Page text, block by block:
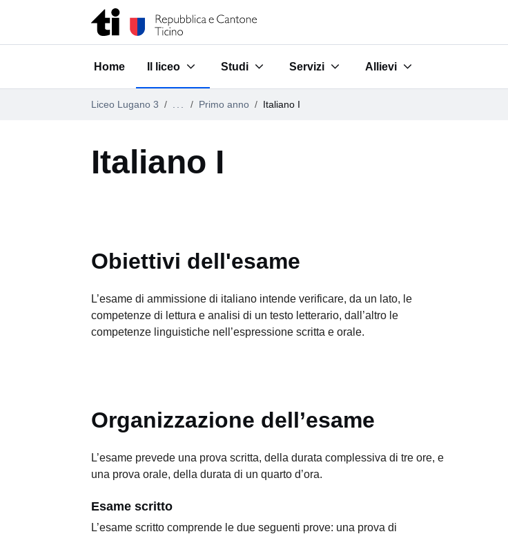
Vai al contenuto della pagina
Home Il liceo
Submenu for "Il liceo"
Studi
Submenu for "Studi"
Servizi
Submenu for "Servizi"
Allievi
Submenu for "Allievi"
Liceo Lugano 3 Primo anno Italiano I
Italiano I
Obiettivi dell'esame
L’esame di ammissione di italiano intende verificare, da un lato, le
competenze di lettura e analisi di un testo letterario, dall’altro le
competenze linguistiche nell’espressione scritta e orale.
Organizzazione dell’esame
L’esame prevede una prova scritta, della durata complessiva di tre ore, e
una prova orale, della durata di un quarto d’ora.
Esame scritto
L’esame scritto comprende le due seguenti prove: una prova di